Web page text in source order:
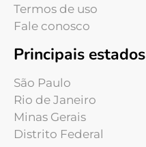
Termos de uso
Fale conosco
Principais estados
São Paulo
Rio de Janeiro
Minas Gerais
Distrito Federal